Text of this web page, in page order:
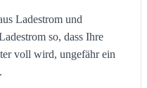
Ladestrom und
so, dass Ihre
voll wird, ungefähr ein